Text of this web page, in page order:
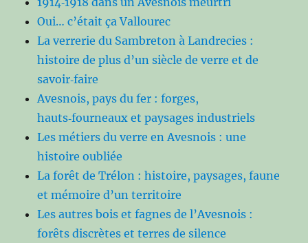
Oui… c’était ça Vallourec
La verrerie du Sambreton à Landrecies :
histoire de plus d’un siècle de verre et de
savoir‑faire
Avesnois, pays du fer : forges,
hauts‑fourneaux et paysages industriels
Les métiers du verre en Avesnois : une
histoire oubliée
La forêt de Trélon : histoire, paysages, faune
et mémoire d’un territoire
Les autres bois et fagnes de l’Avesnois :
forêts discrètes et terres de silence